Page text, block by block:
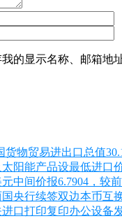
的显示名称、邮箱地
货物贸易进出口总值
阳能产品设最低进口
中间价报6.7904，较
央行续签双边本币互
口打印复印办公设备